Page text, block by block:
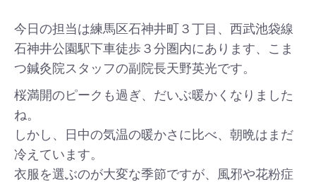
今日の担当は練馬区石神井町３丁目、西武池袋線
石神井公園駅下車徒歩３分圏内にあります、こま
つ鍼灸院スタッフの副院長天野英光です。
桜満開のピークも過ぎ、だいぶ暖かくなりました
ね。
しかし、日中の気温の暖かさに比べ、朝晩はまだ
冷えています。
衣服を選ぶのが大変な季節ですが、風邪や花粉症